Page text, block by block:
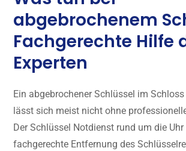
abgebrochenem
Fachgerechte Hilfe
Experten
Ein abgebrochener Schlüssel im
lässt sich meist nicht ohne
Der Schlüssel Notdienst rund um die
fachgerechte Entfernung des